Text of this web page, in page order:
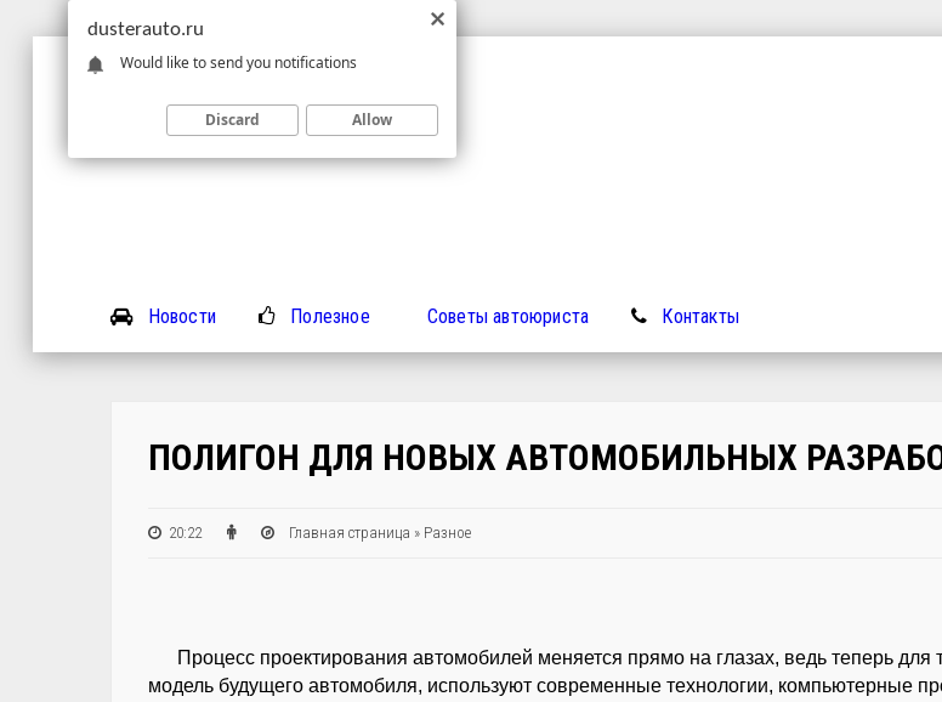
Новости Полезное Советы автоюриста Контакты
ПОЛИГОН ДЛЯ НОВЫХ АВТОМОБИЛЬНЫХ
20:22 Главная страница » Разное
Процесс проектирования автомобилей меняется прямо на глазах, ведь теперь для
модель будущего автомобиля, используют современные технологии, компьютерные
dusterauto.ru
Would like to send you notifications
Discard Allow